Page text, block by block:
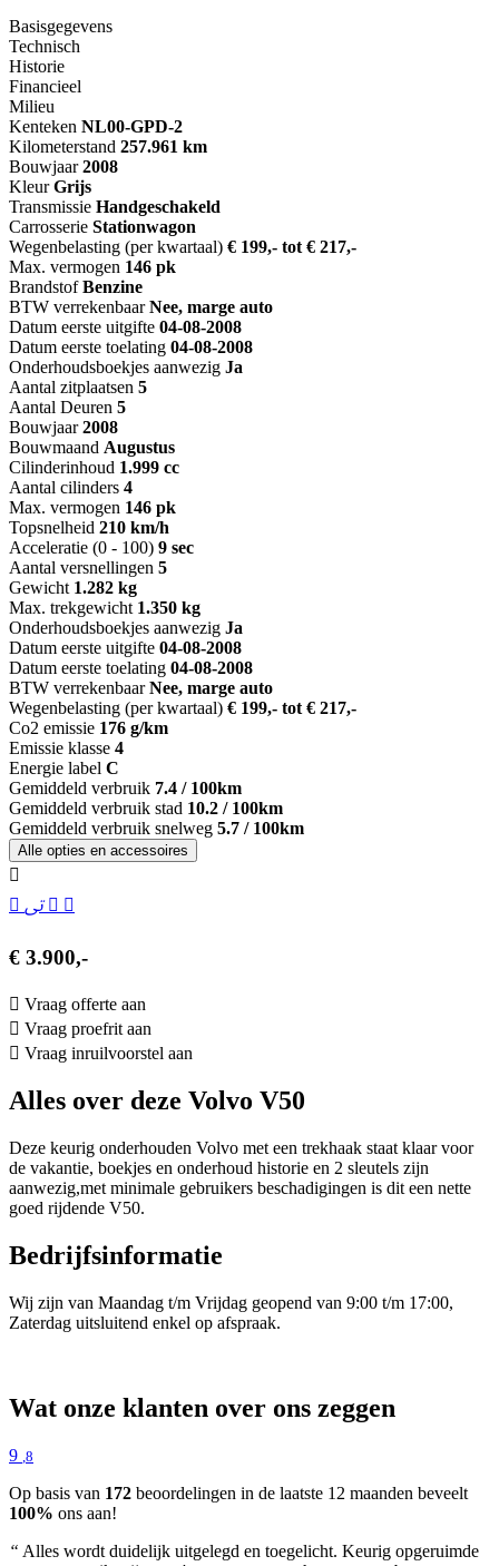
Basisgegevens
Technisch
Historie
Financieel
Milieu
Kenteken NL00-GPD-2
Kilometerstand 257.961 km
Bouwjaar 2008
Kleur Grijs
Transmissie Handgeschakeld
Carrosserie Stationwagon
Wegenbelasting (per kwartaal) € 199,- tot € 217,-
Max. vermogen 146 pk
Brandstof Benzine
BTW verrekenbaar Nee, marge auto
Datum eerste uitgifte 04-08-2008
Datum eerste toelating 04-08-2008
Onderhoudsboekjes aanwezig Ja
Aantal zitplaatsen 5
Aantal Deuren 5
Bouwjaar 2008
Bouwmaand Augustus
Cilinderinhoud 1.999 cc
Aantal cilinders 4
Max. vermogen 146 pk
Topsnelheid 210 km/h
Acceleratie (0 - 100) 9 sec
Aantal versnellingen 5
Gewicht 1.282 kg
Max. trekgewicht 1.350 kg
Onderhoudsboekjes aanwezig Ja
Datum eerste uitgifte 04-08-2008
Datum eerste toelating 04-08-2008
BTW verrekenbaar Nee, marge auto
Wegenbelasting (per kwartaal) € 199,- tot € 217,-
Co2 emissie 176 g/km
Emissie klasse 4
Energie label C
Gemiddeld verbruik 7.4 / 100km
Gemiddeld verbruik stad 10.2 / 100km
Gemiddeld verbruik snelweg 5.7 / 100km
Alle opties en accessoires
€ 3.900,-
Vraag offerte aan
Vraag proefrit aan
Vraag inruilvoorstel aan
Alles over deze Volvo V50
Deze keurig onderhouden Volvo met een trekhaak staat klaar voor
de vakantie, boekjes en onderhoud historie en 2 sleutels zijn
aanwezig,met minimale gebruikers beschadigingen is dit een nette
goed rijdende V50.
Bedrijfsinformatie
Wij zijn van Maandag t/m Vrijdag geopend van 9:00 t/m 17:00,
Zaterdag uitsluitend enkel op afspraak.
Wat onze klanten over ons zeggen
9 ,8
Op basis van 172 beoordelingen in de laatste 12 maanden beveelt
100% ons aan!
“ Alles wordt duidelijk uitgelegd en toegelicht. Keurig opgeruimde